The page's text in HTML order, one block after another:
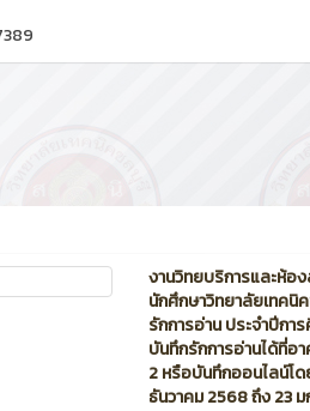
งานวิทยบริการและห้อ
นักศึกษาวิทยาลัยเทคนิ
รักการอ่าน ประจำปีก
บันทึกรักการอ่านได้ที่อ
2 หรือบันทึกออนไลน์โ
ธันวาคม 2568 ถึง 23